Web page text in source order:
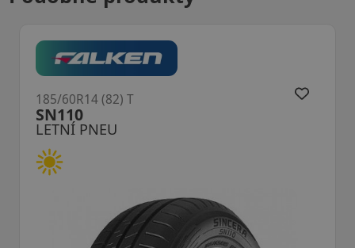
LETNÍ PNEU
SN110
185/60R14 (82) T